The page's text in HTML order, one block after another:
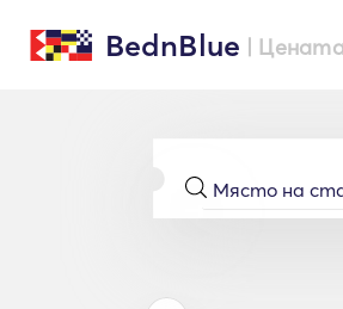
BednBlue |